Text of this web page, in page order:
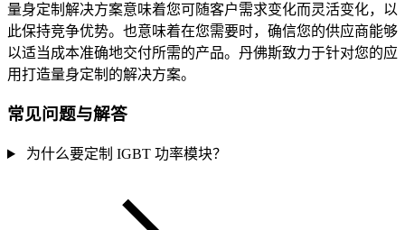
量身定制解决方案意味着您可随客户需求变化而灵活变化，以
此保持竞争优势。也意味着在您需要时，确信您的供应商能够
以适当成本准确地交付所需的产品。丹佛斯致力于针对您的应
用打造量身定制的解决方案。
常见问题与解答
为什么要定制 IGBT 功率模块？